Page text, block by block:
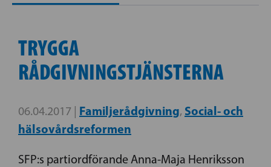
TRYGGA
RÅDGIVNINGSTJÄNSTERNA
06.04.2017 | Familjerådgivning, Social- och
hälsovårdsreformen
SFP:s partiordförande Anna-Maja Henriksson